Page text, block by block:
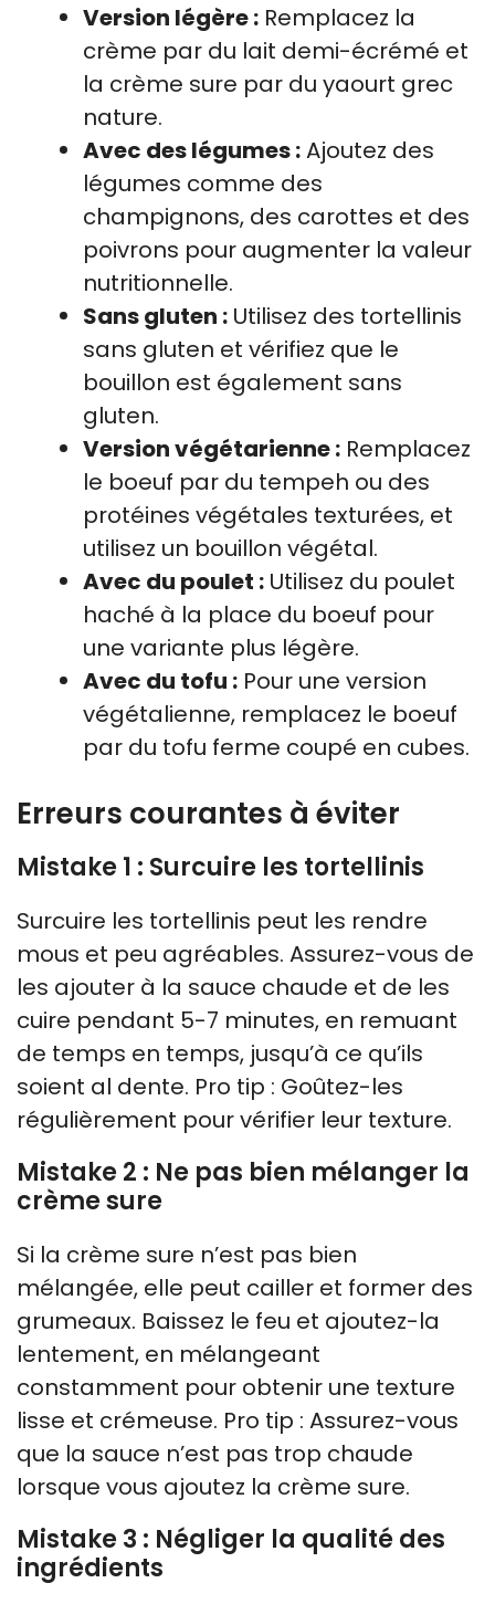
Version légère : Remplacez la
crème par du lait demi-écrémé et
la crème sure par du yaourt grec
nature.
Avec des légumes :Ajoutez des
légumes comme des
champignons, des carottes et des
poivrons pour augmenter la valeur
nutritionnelle.
Sans gluten : Utilisez des tortellinis
sans gluten et vérifiez que le
bouillon est également sans
gluten.
Version végétarienne : Remplacez
le boeuf par du tempeh ou des
protéines végétales texturées, et
utilisez un bouillon végétal.
Avec du poulet : Utilisez du poulet
haché à la place du boeuf pour
une variante plus légère.
Avec du tofu : Pour une version
végétalienne, remplacez le boeuf
par du tofu ferme coupé en cubes.
Erreurs courantes à éviter
Mistake 1 : Surcuire les tortellinis
Surcuire les tortellinis peut les rendre
mous et peu agréables. Assurez-vous de
les ajouter à la sauce chaude et de les
cuire pendant 5-7 minutes, en remuant
de temps en temps, jusqu’à ce qu’ils
soient al dente. Pro tip : Goûtez-les
régulièrement pour vérifier leur texture.
Mistake 2 : Ne pas bien mélanger la
crème sure
Si la crème sure n’est pas bien
mélangée, elle peut cailler et former des
grumeaux. Baissez le feu et ajoutez-la
lentement, en mélangeant
constamment pour obtenir une texture
lisse et crémeuse. Pro tip : Assurez-vous
que la sauce n’est pas trop chaude
lorsque vous ajoutez la crème sure.
Mistake 3 : Négliger la qualité des
ingrédients